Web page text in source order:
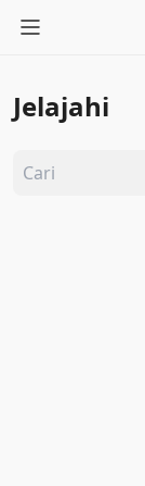
Jelajahi